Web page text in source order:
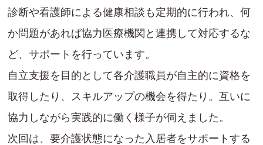
診断や看護師による健康相談も定期的に行われ、何
か問題があれば協力医療機関と連携して対応するな
ど、サポートを行っています。
自立支援を目的として各介護職員が自主的に資格を
取得したり、スキルアップの機会を得たり。互いに
協力しながら実践的に働く様子が伺えました。
次回は、要介護状態になった入居者をサポートする